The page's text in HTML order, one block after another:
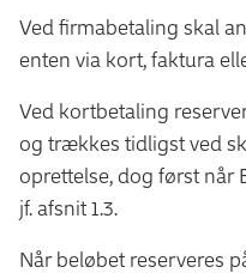
Ved firmabetaling skal
enten via kort, faktura
Ved kortbetaling
og trækkes tidligst ved
oprettelse, dog først når
jf. afsnit 1.3.
Når beløbet reserveres